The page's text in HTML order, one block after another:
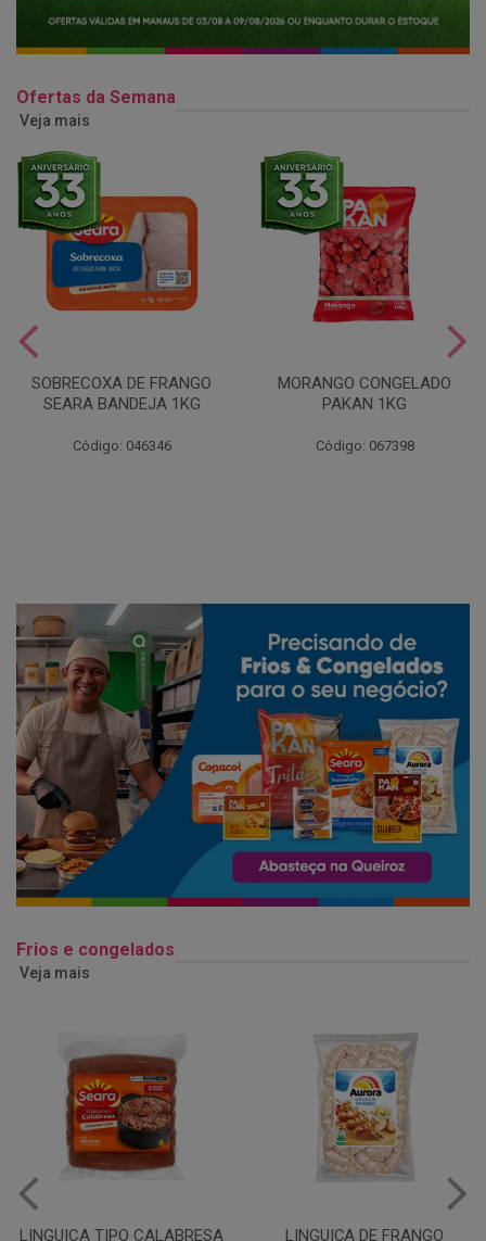
Ofertas da Semana
Veja mais
SOBRECOXA DE FRANGO
SEARA BANDEJA 1KG
Código: 046346
MORANGO CONGELADO
PAKAN 1KG
Código: 067398
Frios e congelados
Veja mais
LINGUIÇA DE FRANGO QUEIJO MUSSARELA